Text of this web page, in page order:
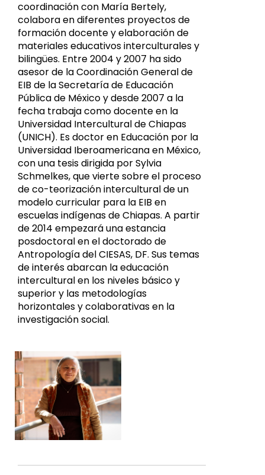
coordinación con María Bertely,
colabora en diferentes proyectos de
formación docente y elaboración de
materiales educativos interculturales y
bilingües. Entre 2004 y 2007 ha sido
asesor de la Coordinación General de
EIB de la Secretaría de Educación
Pública de México y desde 2007 a la
fecha trabaja como docente en la
Universidad Intercultural de Chiapas
(UNICH). Es doctor en Educación por la
Universidad Iberoamericana en México,
con una tesis dirigida por Sylvia
Schmelkes, que vierte sobre el proceso
de co-teorización intercultural de un
modelo curricular para la EIB en
escuelas indígenas de Chiapas. A partir
de 2014 empezará una estancia
posdoctoral en el doctorado de
Antropología del CIESAS, DF. Sus temas
de interés abarcan la educación
intercultural en los niveles básico y
superior y las metodologías
horizontales y colaborativas en la
investigación social.